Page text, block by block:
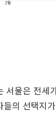
서울은 전세
들의 선택지